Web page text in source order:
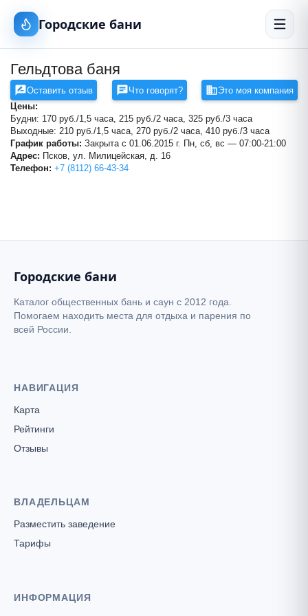
Городские бани
Гельдтова баня
Оставить отзыв Что говорят? Это моя компания
Цены:
Будни: 170 руб./1,5 часа, 215 руб./2 часа, 325 руб./3 часа
Выходные: 210 руб./1,5 часа, 270 руб./2 часа, 410 руб./3 часа
График работы: Закрыта с 01.06.2015 г. Пн, сб, вс — 07:00-21:00
Адрес: Псков, ул. Милицейская, д. 16
Телефон: +7 (8112) 66-43-34
Городские бани
Каталог общественных бань и саун с 2012 года.
Помогаем находить места для отдыха и парения по
всей России.
НАВИГАЦИЯ
Карта
Рейтинги
Отзывы
ВЛАДЕЛЬЦАМ
Разместить заведение
Тарифы
ИНФОРМАЦИЯ